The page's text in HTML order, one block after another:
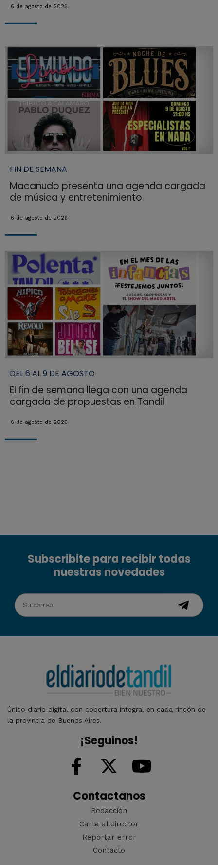
6 de agosto de 2026
FIN DE SEMANA
Macanudo presenta una agenda cargada
de música y entretenimiento
6 de agosto de 2026
DEL 6 AL 9 DE AGOSTO
El fin de semana llega con una agenda
cargada de propuestas en Tandil
6 de agosto de 2026
Subscribite para recibir todas
nuestras novedades
Único diario digital con cobertura integral en cada rincón de
la provincia de Buenos Aires.
¡Seguinos!
Contactanos
Redacción
Carta al director
Reportar error
Contacto